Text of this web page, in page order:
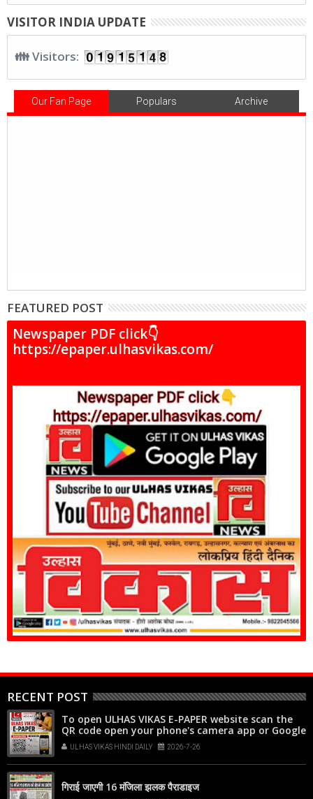
VISITOR INDIA UPDATE
👪 Visitors:
Our Fan Page Populars Archive
FEATURED POST
Newspaper PDF click👇
https://epaper.ulhasvikas.com/
RECENT POST
To open ULHAS VIKAS E-PAPER website scan the
QR code open your phone's camera app or Google
Lens, point it at the code, and tap the web link
popup that appears on your screen
ULHAS VIKAS HINDI DAILY 2026-7-26
गिराई जाएगी 16 मंजिला झलक पैराडाइज